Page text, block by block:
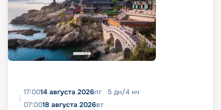
17:0014 августа 2026пт 5 дн/4 нч
07:0018 августа 2026вт